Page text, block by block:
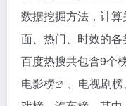
数据挖掘方法，计
面、热门、时效的各
百度热搜共包含9个
电影榜
、电视剧